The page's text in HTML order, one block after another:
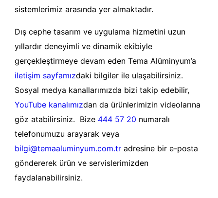
sistemlerimiz arasında yer almaktadır.
Dış cephe tasarım ve uygulama hizmetini uzun
yıllardır deneyimli ve dinamik ekibiyle
gerçekleştirmeye devam eden Tema Alüminyum’a
iletişim sayfamızdaki bilgiler ile ulaşabilirsiniz.
Sosyal medya kanallarımızda bizi takip edebilir,
YouTube kanalımızdan da ürünlerimizin videolarına
göz atabilirsiniz. Bize 444 57 20 numaralı
telefonumuzu arayarak veya
bilgi@temaaluminyum.com.tr adresine bir e-posta
göndererek ürün ve servislerimizden
faydalanabilirsiniz.